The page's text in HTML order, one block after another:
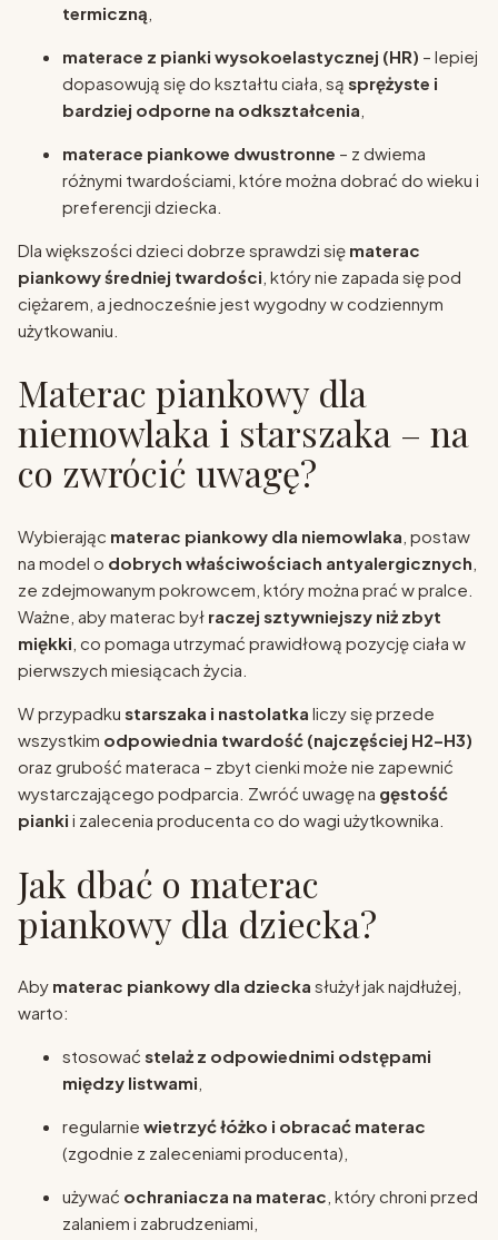
termiczną
materace z pianki wysokoelastycznej (HR) – lepiej
dopasowują się do kształtu ciała, są sprężyste i
bardziej odporne na odkształcenia
materace piankowe dwustronne – z dwiema
różnymi twardościami, które można dobrać do wieku i
preferencji dziecka.
Dla większości dzieci dobrze sprawdzi się materac
piankowy średniej twardości , który nie zapada się pod
ciężarem, a jednocześnie jest wygodny w codziennym
użytkowaniu.
Materac piankowy dla
niemowlaka i starszaka – na
co zwrócić uwagę?
Wybierając materac piankowy dla niemowlaka , postaw
na model o dobrych właściwościach antyalergicznych
ze zdejmowanym pokrowcem, który można prać w pralce.
Ważne, aby materac był raczej sztywniejszy niż zbyt
miękki , co pomaga utrzymać prawidłową pozycję ciała w
pierwszych miesiącach życia.
W przypadku starszaka i nastolatka liczy się przede
wszystkim odpowiednia twardość (najczęściej H2–H3)
oraz grubość materaca – zbyt cienki może nie zapewnić
wystarczającego podparcia. Zwróć uwagę na gęstość
pianki i zalecenia producenta co do wagi użytkownika.
Jak dbać o materac
piankowy dla dziecka?
Aby materac piankowy dla dziecka służył jak najdłużej,
warto:
stosować stelaż z odpowiednimi odstępami
między listwami
regularnie wietrzyć łóżko i obracać materac
(zgodnie z zaleceniami producenta),
używać ochraniacza na materac , który chroni przed
zalaniem i zabrudzeniami,